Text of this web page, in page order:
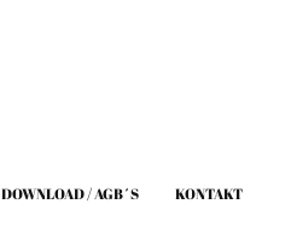
DOWNLOAD / AGB´S KONTAKT